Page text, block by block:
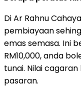
Di Ar Rahnu
pembiayaan
emas semasa. Ini
RM10,000, anda
tunai. Nilai
pasaran.